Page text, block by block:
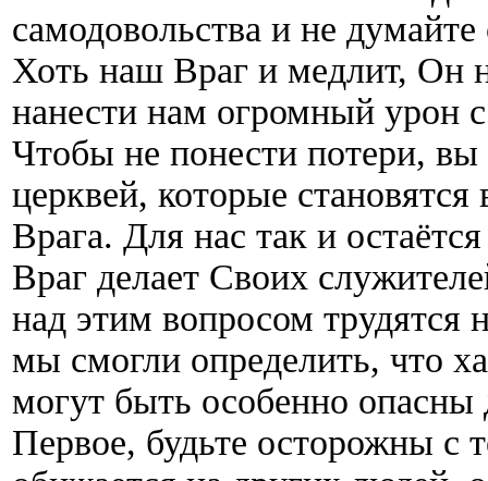
самодовольства и не
Хоть наш Враг и медлит, Он
нанести нам огромный урон
Чтобы не понести потери,
церквей, которые
Врага. Для нас так и
Враг делает Своих
над этим вопросом
мы смогли определить, что
могут быть особенно
Первое, будьте осторожны с